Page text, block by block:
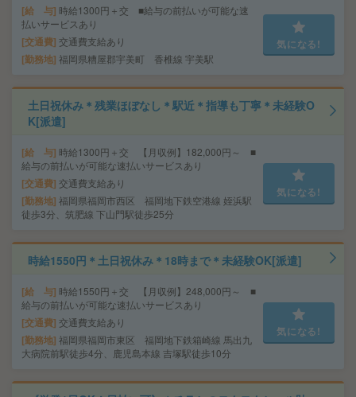
給 与 時給1300円＋交 ■給与の前払いが可能な速
払いサービスあり
交通費 交通費支給あり
勤務地 福岡県糟屋郡宇美町 香椎線 宇美駅
気になる!
土日祝休み＊残業ほぼなし＊駅近＊指導も丁寧＊未経験O
K[派遣]
給 与 時給1300円＋交 【月収例】182,000円～ ■
給与の前払いが可能な速払いサービスあり
交通費 交通費支給あり
勤務地 福岡県福岡市西区 福岡地下鉄空港線 姪浜駅
徒歩3分、筑肥線 下山門駅徒歩25分
気になる!
時給1550円＊土日祝休み＊18時まで＊未経験OK[派遣]
給 与 時給1550円＋交 【月収例】248,000円～ ■
給与の前払いが可能な速払いサービスあり
交通費 交通費支給あり
勤務地 福岡県福岡市東区 福岡地下鉄箱崎線 馬出九
大病院前駅徒歩4分、鹿児島本線 吉塚駅徒歩10分
気になる!